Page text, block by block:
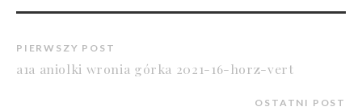
PIERWSZY POST
a1a aniolki wronia górka 2021-16-horz-vert
OSTATNI POST